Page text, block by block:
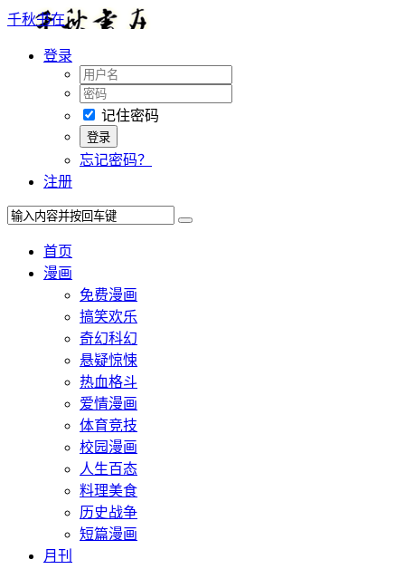
千秋书在
登录
记住密码
忘记密码？
注册
首页
漫画
免费漫画
搞笑欢乐
奇幻科幻
悬疑惊悚
热血格斗
爱情漫画
体育竞技
校园漫画
人生百态
料理美食
历史战争
短篇漫画
月刊